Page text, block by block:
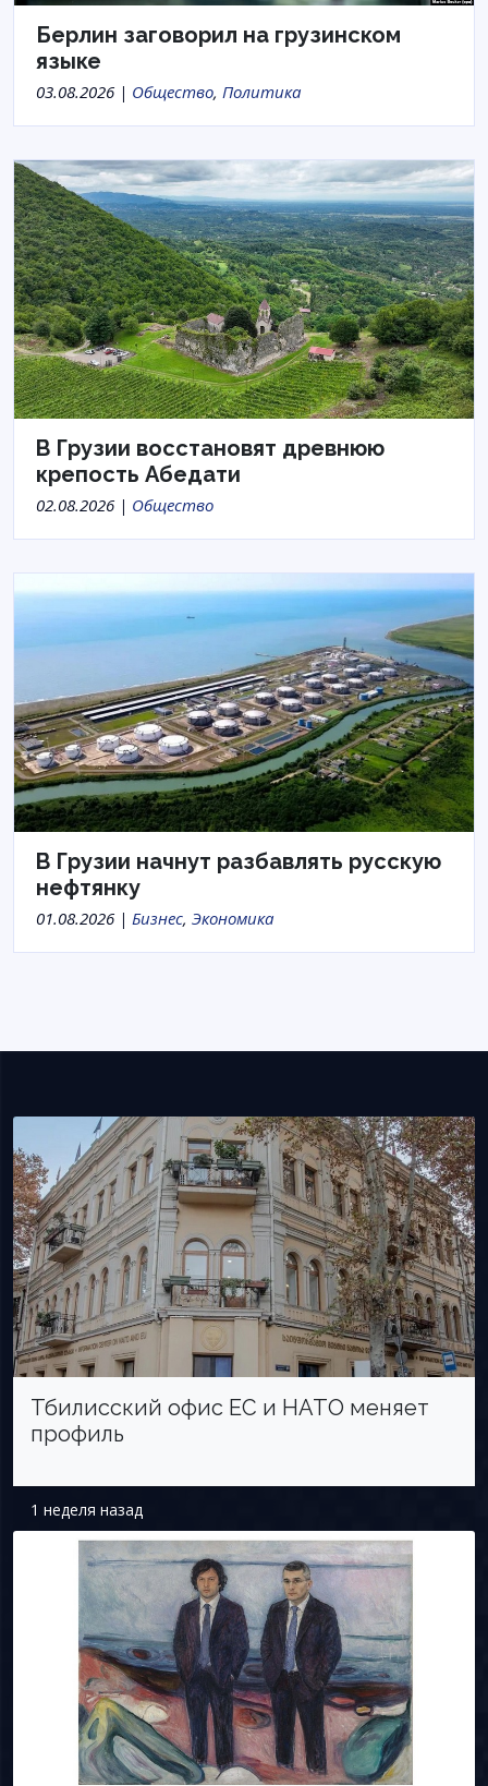
Берлин заговорил на грузинском
языке
03.08.2026 | Общество, Политика
В Грузии восстановят древнюю
крепость Абедати
02.08.2026 | Общество
В Грузии начнут разбавлять русскую
нефтянку
01.08.2026 | Бизнес, Экономика
Тбилисский офис ЕС и НАТО меняет
профиль
1 неделя назад